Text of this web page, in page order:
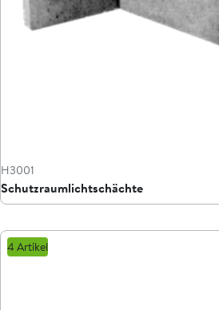
H3001
Schutzraumlichtschächte
4 Artikel